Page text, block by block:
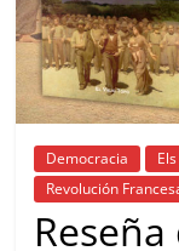
Democracia
Revolución